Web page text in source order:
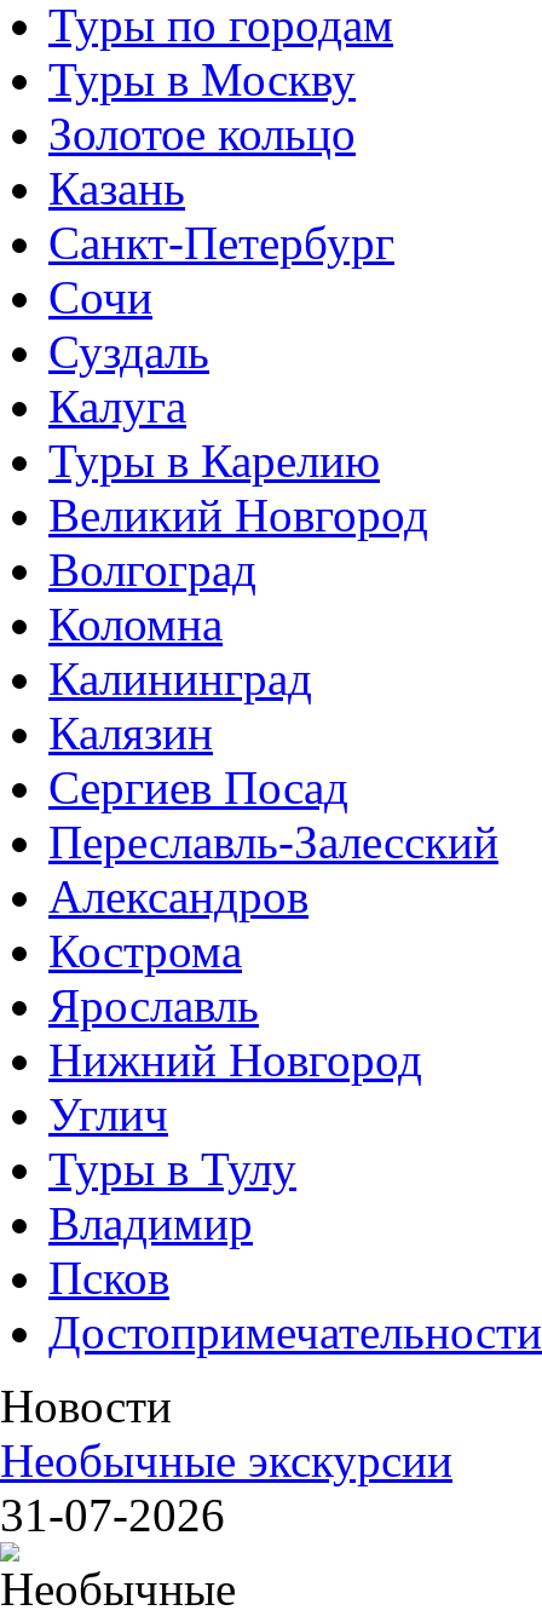
Туры по городам
Туры в Москву
Золотое кольцо
Казань
Санкт-Петербург
Сочи
Суздаль
Калуга
Туры в Карелию
Великий Новгород
Волгоград
Коломна
Калининград
Калязин
Сергиев Посад
Переславль-Залесский
Александров
Кострома
Ярославль
Нижний Новгород
Углич
Туры в Тулу
Владимир
Псков
Достопримечательности
Новости
Необычные экскурсии
31-07-2026